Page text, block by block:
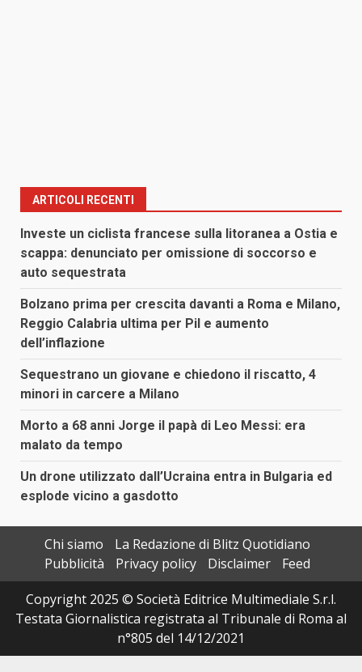
ARTICOLI RECENTI
Investe un ciclista francese sulla litoranea a Ostia e
scappa: denunciato per omissione di soccorso e
auto sequestrata
Bolzano prima per crescita davanti a Roma e Milano,
Reggio Calabria ultima per Pil e aumento
dell’inflazione
Sequestrano un giovane e chiedono il riscatto, 4
minori in carcere a Milano
Morto a 68 anni Jorge il papà di Leo Messi: era
malato da tempo
Un drone utilizzato dall’Ucraina entra in Bulgaria ed
esplode vicino a gasdotto
Chi siamo
La Redazione di Blitz Quotidiano
Pubblicità
Privacy policy Disclaimer
Feed
Copyright 2025 © Società Editrice Multimediale S.r.l.
Testata Giornalistica registrata al Tribunale di Roma al
n°805 del 14/12/2021